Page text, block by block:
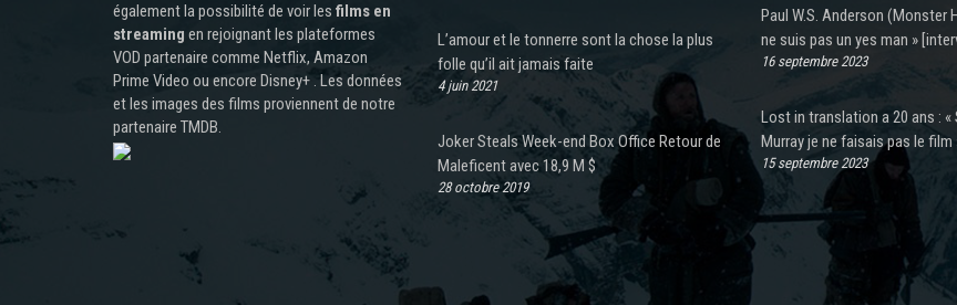
également la possibilité de voir les films en
streaming en rejoignant les plateformes
VOD partenaire comme Netflix, Amazon
Prime Video ou encore Disney+ . Les données
et les images des films proviennent de notre
partenaire TMDB.
L’amour et le tonnerre sont la chose la plus
folle qu’il ait jamais faite
4 juin 2021
Joker Steals Week-end Box Office Retour de
Maleficent avec 18,9 M $
28 octobre 2019
Paul W.S. Anderson (Monster
ne suis pas un yes man »
16 septembre 2023
Lost in translation a 20 ans : «
Murray je ne faisais pas le film
15 septembre 2023